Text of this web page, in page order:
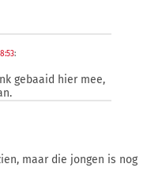
:
gebaaid hier mee,
maar die jongen is nog